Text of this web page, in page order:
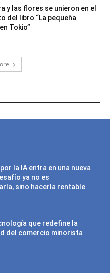
y las flores se unieron en el
del libro “La pequeña
Tokio”
la IA entra en una nueva
ya no es
sino hacerla rentable
que redefine la
del comercio minorista